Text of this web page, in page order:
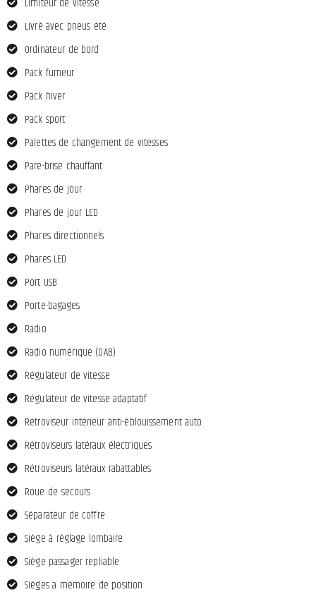
Livré avec pneus été
Ordinateur de bord
Pack fumeur
Pack hiver
Pack sport
Palettes de changement de vitesses
Pare-brise chauffant
Phares de jour
Phares de jour LED
Phares directionnels
Phares LED
Port USB
Porte-bagages
Radio
Radio numérique (DAB)
Régulateur de vitesse
Régulateur de vitesse adaptatif
Rétroviseur intérieur anti-éblouissement auto.
Rétroviseurs latéraux électriques
Rétroviseurs latéraux rabattables
Roue de secours
Séparateur de coffre
Siège à réglage lombaire
Siège passager repliable
Sièges à mémoire de position